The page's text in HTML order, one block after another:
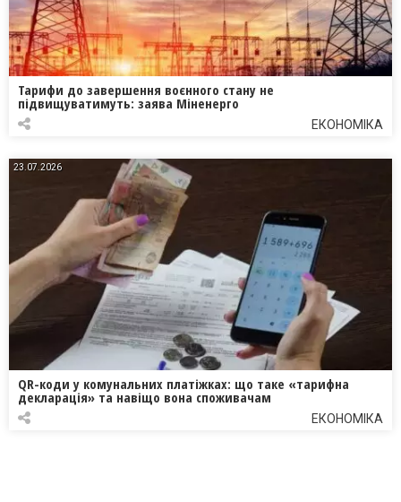
Тарифи до завершення воєнного стану не
підвищуватимуть: заява Міненерго
ЕКОНОМІКА
23.07.2026
QR-коди у комунальних платіжках: що таке «тарифна
декларація» та навіщо вона споживачам
ЕКОНОМІКА